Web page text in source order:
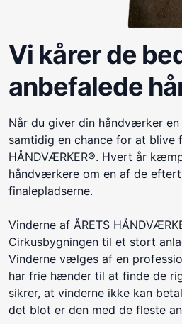
Vi kårer de
anbefalede
Når du giver din håndværker
samtidig en chance for at blive
HÅNDVÆRKER®. Hvert år
håndværkere om en af de
finalepladserne.
Vinderne af ÅRETS
Cirkusbygningen til et stort
Vinderne vælges af en
har frie hænder til at finde de
sikrer, at vinderne ikke kan
det blot er den med de fleste